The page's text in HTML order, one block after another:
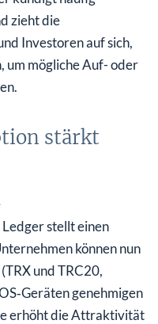
zieht die
Investoren auf sich,
um mögliche Auf- oder
stärkt
stellt einen
können nun
und TRC20,
genehmigen
erhöht die Attraktivität